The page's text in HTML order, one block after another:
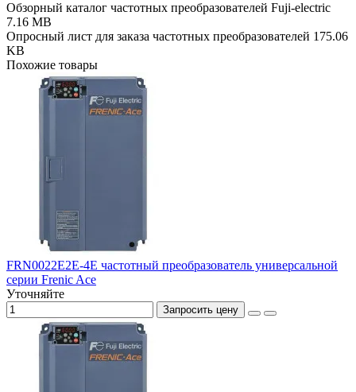
Обзорный каталог частотных преобразователей Fuji-electric
7.16 MB
Опросный лист для заказа частотных преобразователей 175.06
KB
Похожие товары
FRN0022E2E-4E частотный преобразователь универсальной
серии Frenic Ace
Уточняйте
Запросить цену